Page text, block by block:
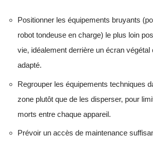
Positionner les équipements bruyants
robot tondeuse en charge) le plus loin
vie, idéalement derrière un écran végétal
adapté.
Regrouper les équipements techniques
zone plutôt que de les disperser, pour
morts entre chaque appareil.
Prévoir un accès de maintenance